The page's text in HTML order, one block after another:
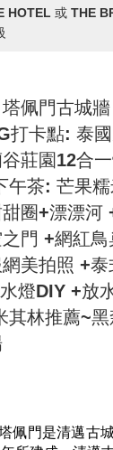
所供奉的玉佛是
雕製的。
PARK皇
目的是讓當時長
她居住的地方
后為人樂善好
區發展不遺餘
身一變成為農
生活質素，促
國人民敬重。
眾參觀，讓遊
泰國人民的貢
種來自各國的
何時前往，總是
都三王紀念
，首先來到大
工作的情形並
場作畫表演，
畫天份。隨後
林，體會古代
，此乃是人生
頸族】您可見
的族人已日益
族人古老傳統
地人稱為藍廟。
查看完整資訊